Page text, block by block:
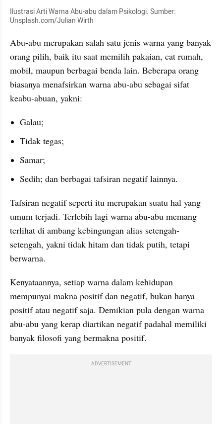
Ilustrasi Arti Warna Abu-abu dalam Psikologi. Sumber:
Unsplash.com/Julian Wirth
Abu-abu merupakan salah satu jenis warna yang banyak
orang pilih, baik itu saat memilih pakaian, cat rumah,
mobil, maupun berbagai benda lain. Beberapa orang
biasanya menafsirkan warna abu-abu sebagai sifat
keabu-abuan, yakni:
Galau;
Tidak tegas;
Samar;
Sedih; dan berbagai tafsiran negatif lainnya.
Tafsiran negatif seperti itu merupakan suatu hal yang
umum terjadi. Terlebih lagi warna abu-abu memang
terlihat di ambang kebingungan alias setengah-
setengah, yakni tidak hitam dan tidak putih, tetapi
berwarna.
Kenyataannya, setiap warna dalam kehidupan
mempunyai makna positif dan negatif, bukan hanya
positif atau negatif saja. Demikian pula dengan warna
abu-abu yang kerap diartikan negatif padahal memiliki
banyak filosofi yang bermakna positif.
ADVERTISEMENT